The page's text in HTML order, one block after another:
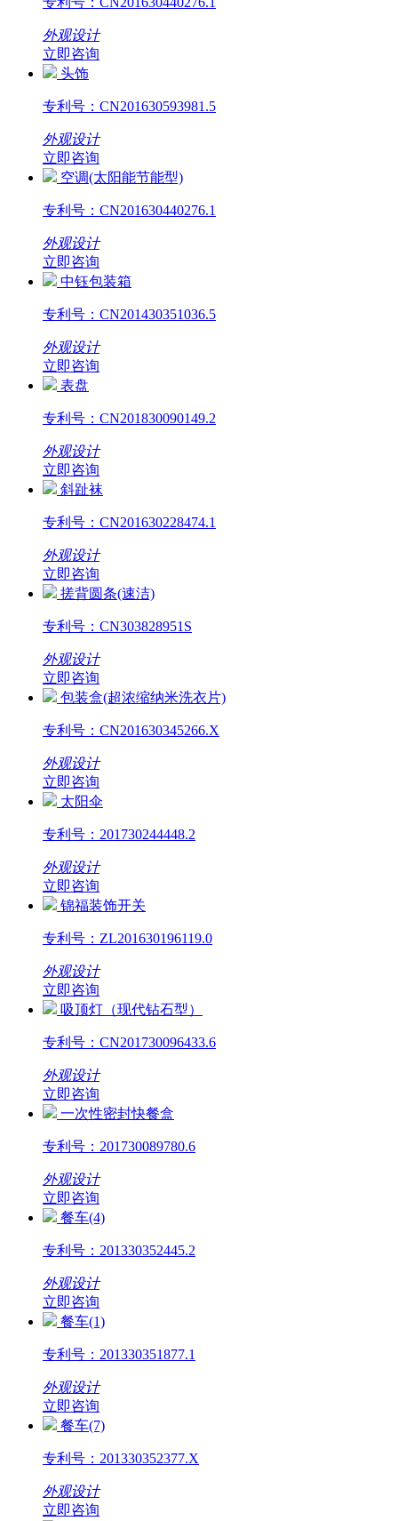
外观设计
立即咨询
头饰
专利号： CN201630593981.5
外观设计
立即咨询
空调(太阳能节能型)
专利号： CN201630440276.1
外观设计
立即咨询
中钰包装箱
专利号： CN201430351036.5
外观设计
立即咨询
表盘
专利号： CN201830090149.2
外观设计
立即咨询
斜趾袜
专利号： CN201630228474.1
外观设计
立即咨询
搓背圆条(速洁)
专利号： CN303828951S
外观设计
立即咨询
包装盒(超浓缩纳米洗衣片)
专利号： CN201630345266.X
外观设计
立即咨询
太阳伞
专利号： 201730244448.2
外观设计
立即咨询
锦福装饰开关
专利号： ZL201630196119.0
外观设计
立即咨询
吸顶灯（现代钻石型）
专利号： CN201730096433.6
外观设计
立即咨询
一次性密封快餐盒
专利号： 201730089780.6
外观设计
立即咨询
餐车(4)
专利号： 201330352445.2
外观设计
立即咨询
餐车(1)
专利号： 201330351877.1
外观设计
立即咨询
餐车(7)
专利号： 201330352377.X
外观设计
立即咨询